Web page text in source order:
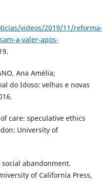
videos/2019/11/reforma-
a-valer-apos-
Ana Amélia;
do Idoso: velhas e novas
care: speculative ethics
University of
social abandonment.
of California Press,